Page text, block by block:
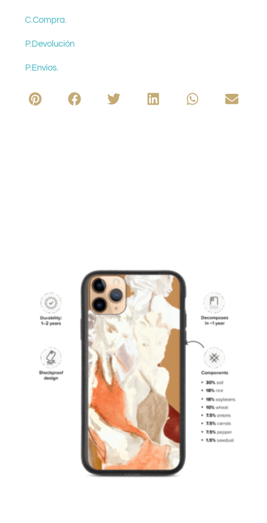
C.Compra.
P.Devolución
P.Envíos.